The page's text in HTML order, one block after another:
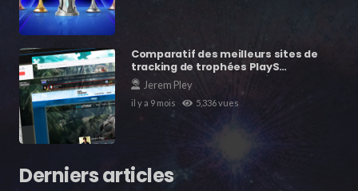
Comparatif des meilleurs sites de
tracking de trophées PlayS…
Jerem Pley
il y a 9 mois 5,336vues
Derniers articles